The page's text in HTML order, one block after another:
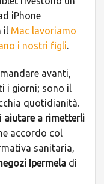
iPhone
il Mac lavoriamo
i nostri figli.
avanti,
i giorni; sono il
quotidianità.
aiutare a rimetterli
accordo col
sanitaria,
Ipermela di